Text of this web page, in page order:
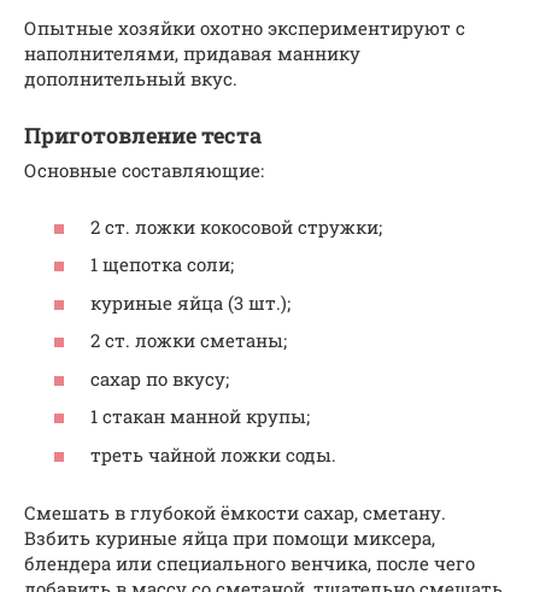
Опытные хозяйки охотно экспериментируют с
наполнителями, придавая маннику
дополнительный вкус.
Приготовление теста
Основные составляющие:
2 ст. ложки кокосовой стружки;
1 щепотка соли;
куриные яйца (3 шт.);
2 ст. ложки сметаны;
сахар по вкусу;
1 стакан манной крупы;
треть чайной ложки соды.
Смешать в глубокой ёмкости сахар, сметану.
Взбить куриные яйца при помощи миксера,
блендера или специального венчика, после чего